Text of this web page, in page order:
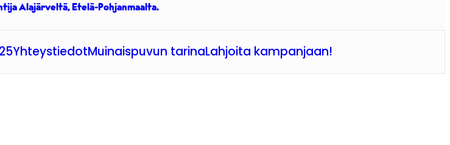
Alajärveltä, Etelä-Pohjanmaalta.
YhteystiedotMuinaispuvun tarinaLahjoita kampanjaan!